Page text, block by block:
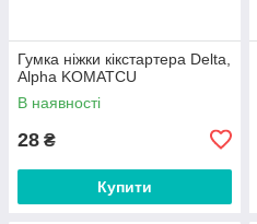
Гумка ніжки кікстартера Delta,
Alpha KOMATCU
В наявності
28 ₴
Купити